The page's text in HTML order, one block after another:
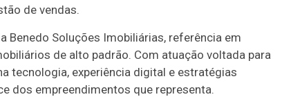
de vendas.
Benedo Soluções Imobiliárias, referência em
de alto padrão. Com atuação voltada para
tecnologia, experiência digital e estratégias
dos empreendimentos que representa.